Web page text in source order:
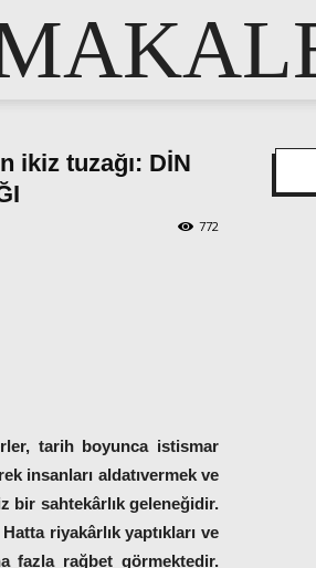
ikiz tuzağı: DİN
772
tarih boyunca istismar
insanları aldatıvermek ve
bir sahtekârlık geleneğidir.
riyakârlık yaptıkları ve
fazla rağbet görmektedir.